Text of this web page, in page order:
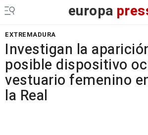
europa
EXTREMADURA
Investigan la
posible dispositivo
vestuario femenino
la Real